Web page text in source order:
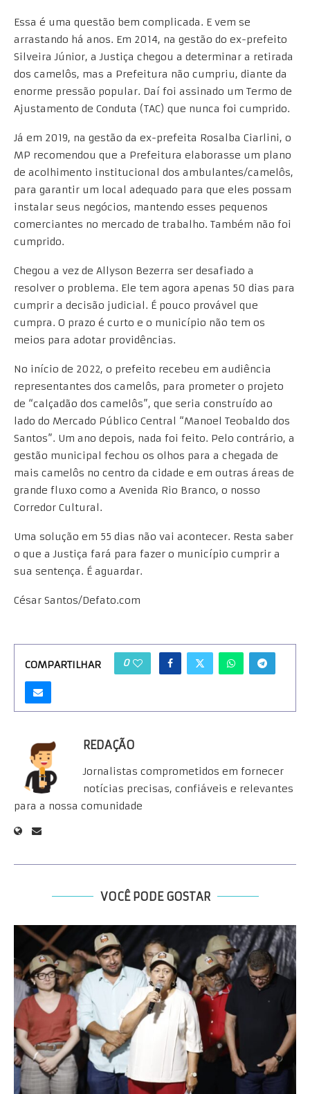
Essa é uma questão bem complicada. E vem se
arrastando há anos. Em 2014, na gestão do ex-prefeito
Silveira Júnior, a Justiça chegou a determinar a retirada
dos camelôs, mas a Prefeitura não cumpriu, diante da
enorme pressão popular. Daí foi assinado um Termo de
Ajustamento de Conduta (TAC) que nunca foi cumprido.
Já em 2019, na gestão da ex-prefeita Rosalba Ciarlini, o
MP recomendou que a Prefeitura elaborasse um plano
de acolhimento institucional dos ambulantes/camelôs,
para garantir um local adequado para que eles possam
instalar seus negócios, mantendo esses pequenos
comerciantes no mercado de trabalho. Também não foi
cumprido.
Chegou a vez de Allyson Bezerra ser desafiado a
resolver o problema. Ele tem agora apenas 50 dias para
cumprir a decisão judicial. É pouco provável que
cumpra. O prazo é curto e o município não tem os
meios para adotar providências.
No início de 2022, o prefeito recebeu em audiência
representantes dos camelôs, para prometer o projeto
de “calçadão dos camelôs”, que seria construído ao
lado do Mercado Público Central “Manoel Teobaldo dos
Santos”. Um ano depois, nada foi feito. Pelo contrário, a
gestão municipal fechou os olhos para a chegada de
mais camelôs no centro da cidade e em outras áreas de
grande fluxo como a Avenida Rio Branco, o nosso
Corredor Cultural.
Uma solução em 55 dias não vai acontecer. Resta saber
o que a Justiça fará para fazer o município cumprir a
sua sentença. É aguardar.
César Santos/Defato.com
COMPARTILHAR 0
REDAÇÃO
Jornalistas comprometidos em fornecer
notícias precisas, confiáveis e relevantes
para a nossa comunidade
VOCÊ PODE GOSTAR